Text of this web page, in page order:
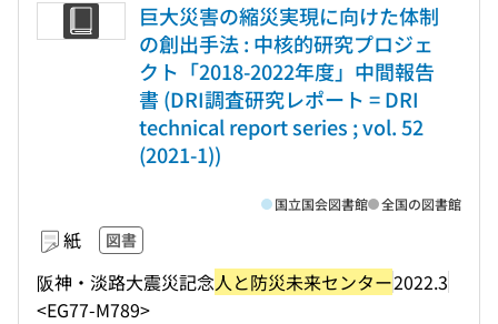
巨大災害の縮災実現に向けた体制
の創出手法 : 中核的研究プロジェ
クト「2018-2022年度」中間報告
書 (DRI調査研究レポート = DRI
technical report series ; vol. 52
(2021-1))
紙 図書
阪神・淡路大震災記念人と防災未来センター2022.3
<EG77-M789>
国立国会図書館 全国の図書館